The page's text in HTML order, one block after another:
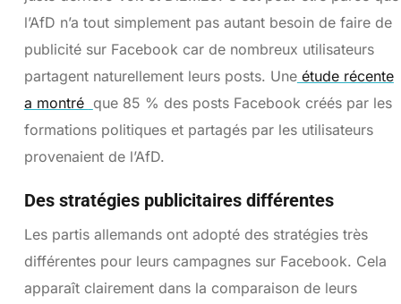
l’AfD n’a tout simplement pas autant besoin de faire de
publicité sur Facebook car de nombreux utilisateurs
partagent naturellement leurs posts. Uneétude récente
a montré que 85 % des posts Facebook créés par les
formations politiques et partagés par les utilisateurs
provenaient de l’AfD.
Des stratégies publicitaires différentes
Les partis allemands ont adopté des stratégies très
différentes pour leurs campagnes sur Facebook. Cela
apparaît clairement dans la comparaison de leurs